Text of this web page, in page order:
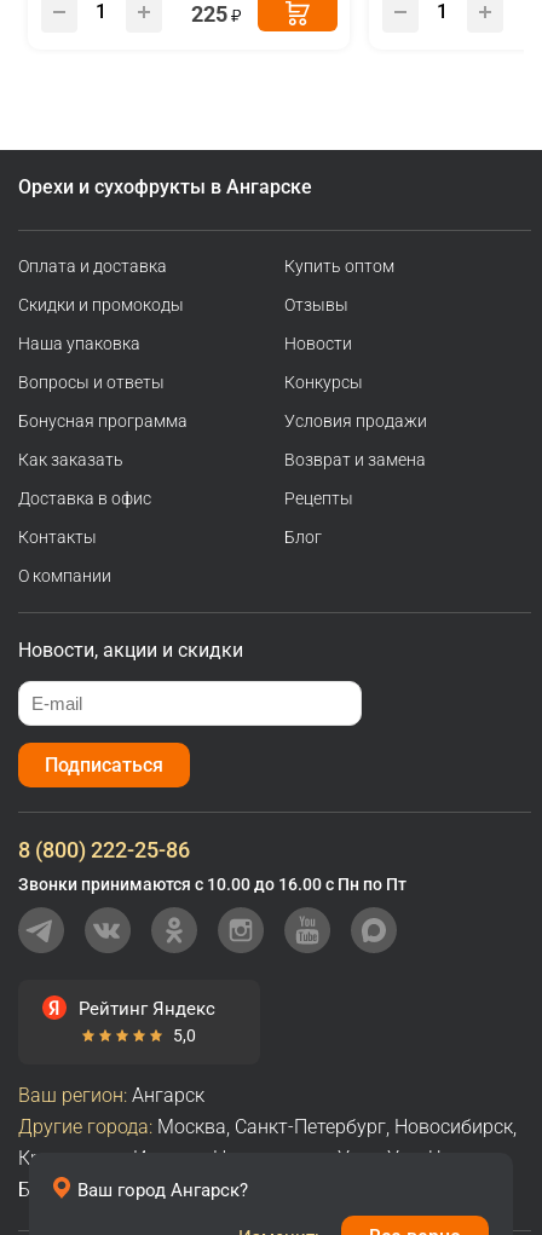
225
Орехи и сухофрукты в Ангарске
Оплата и доставка
Скидки и промокоды
Наша упаковка
Вопросы и ответы
Бонусная программа
Как заказать
Доставка в офис
Контакты
О компании
Купить оптом
Отзывы
Новости
Конкурсы
Условия продажи
Возврат и замена
Рецепты
Блог
Новости, акции и скидки
Подписаться
8 (800) 222-25-86
Звонки принимаются с 10.00 до 16.00 с Пн по Пт
Рейтинг Яндекс
5,0
Ваш регион: Ангарск
Другие города: Москва, Санкт-Петербург, Новосибирск,
Красноярск
Иркутск Новокузнецк Улан-Удэ Чита
Братск,Абакан,Все города
Ваш город Ангарск?